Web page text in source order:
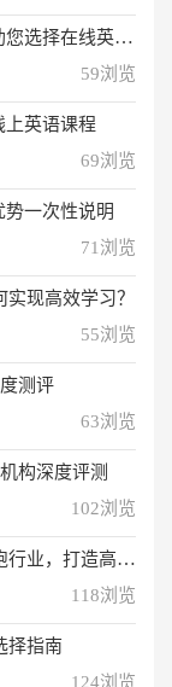
线英语学习方法
59浏览
上英语课程
69浏览
一次性说明
71浏览
现高效学习？
55浏览
测评
63浏览
构深度评测
102浏览
造高效学习体验
118浏览
择指南
124浏览